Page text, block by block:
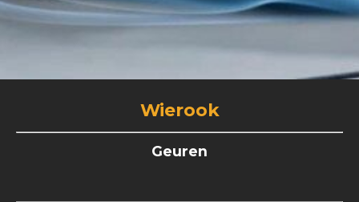
Wierook
Geuren